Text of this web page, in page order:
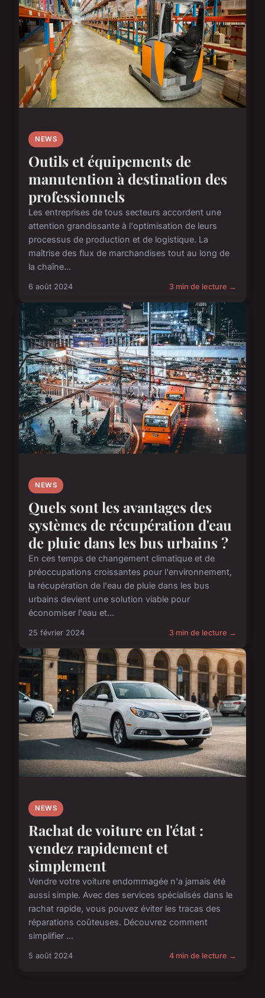
NEWS
Outils et équipements de
manutention à destination des
professionnels
Les entreprises de tous secteurs accordent une
attention grandissante à l'optimisation de leurs
processus de production et de logistique. La
maîtrise des flux de marchandises tout au long de
la chaîne...
6 août 2024 3 min de lecture →
NEWS
Quels sont les avantages des
systèmes de récupération d'eau
de pluie dans les bus urbains ?
En ces temps de changement climatique et de
préoccupations croissantes pour l'environnement,
la récupération de l'eau de pluie dans les bus
urbains devient une solution viable pour
économiser l'eau et...
25 février 2024 3 min de lecture →
NEWS
Rachat de voiture en l'état :
vendez rapidement et
simplement
Vendre votre voiture endommagée n'a jamais été
aussi simple. Avec des services spécialisés dans le
rachat rapide, vous pouvez éviter les tracas des
réparations coûteuses. Découvrez comment
simplifier ...
5 août 2024 4 min de lecture →